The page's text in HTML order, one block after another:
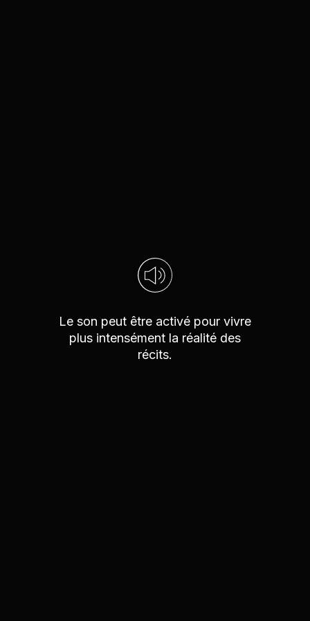
Le son peut être activé pour vivre
plus intensément la réalité des
récits.